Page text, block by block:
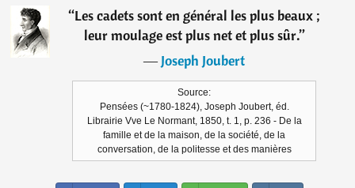
“Les cadets sont en général les plus beaux ;
leur moulage est plus net et plus sûr.”
―Joseph Joubert
Source:
Pensées (~1780-1824), Joseph Joubert, éd.
Librairie Vve Le Normant, 1850, t. 1, p. 236 - De la
famille et de la maison, de la société, de la
conversation, de la politesse et des manières